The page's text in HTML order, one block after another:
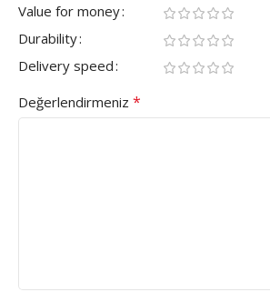
Value for money
Durability
Delivery speed
Değerlendirmeniz *